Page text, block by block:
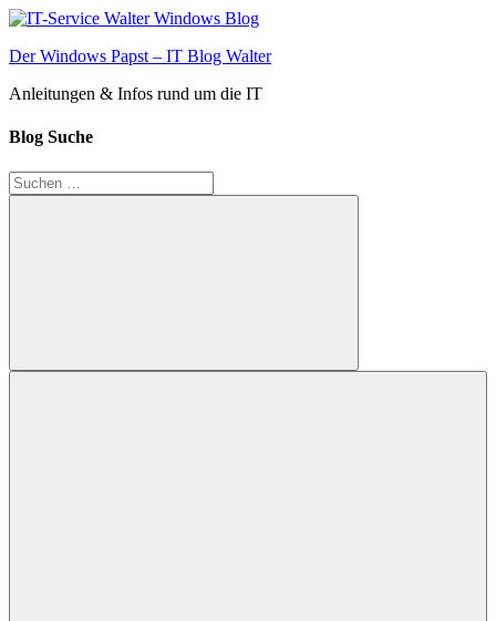
Zum
springen
Der Windows Papst – IT Blog Walter
Anleitungen & Infos rund um die IT
Blog Suche
Suchen
nach:
Suchen